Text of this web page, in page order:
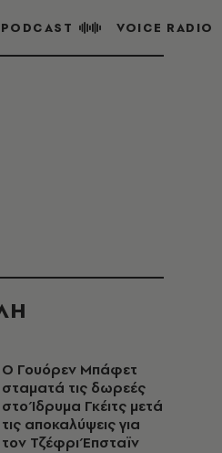
PODCAST VOICE RADIO
Ο Γουόρεν Μπάφετ
σταματά τις δωρεές
στο Ίδρυμα Γκέιτς μετά
τις αποκαλύψεις για
τον Τζέφρι Έπσταϊν